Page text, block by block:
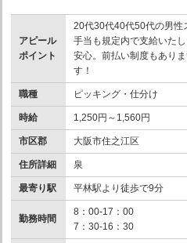
アピール
ポイント
20代30代40代50代の男性
手当も規定内で支給いた
安心。前払い制度もあり
す！
職種 ピッキング・仕分け
時給 1,250円～1,560円
市区郡 大阪市住之江区
住所詳細 泉
最寄り駅 平林駅より徒歩で9分
勤務時間
8：00-17：00
7：30-16：30